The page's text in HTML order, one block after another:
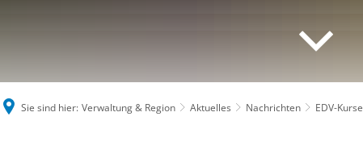
Sie sind hier: Verwaltung & Region Aktuelles Nachrichten EDV-